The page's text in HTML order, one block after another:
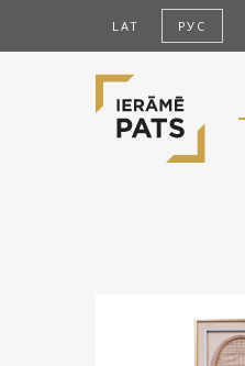
LAT РУС